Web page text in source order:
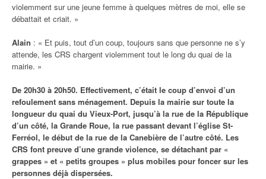
violemment sur une jeune femme à quelques mètres de moi, elle se
débattait et criait. »
Alain : « Et puis, tout d’un coup, toujours sans que personne ne s’y
attende, les CRS chargent violemment tout le long du quai de la
mairie. »
De 20h30 à 20h50. Effectivement, c’était le coup d’envoi d’un
refoulement sans ménagement. Depuis la mairie sur toute la
longueur du quai du Vieux-Port, jusqu’à la rue de la République
d’un côté, la Grande Roue, la rue passant devant l’église St-
Ferréol, le début de la rue de la Canebière de l’autre côté. Les
CRS font preuve d’une grande violence, se détachant par «
grappes » et « petits groupes » plus mobiles pour foncer sur les
personnes déjà dispersées.